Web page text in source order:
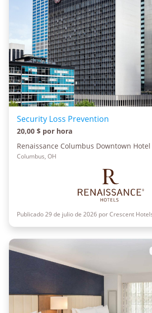
Security Loss Prevention
20,00 $ por hora
Renaissance Columbus Downtown Hotel
Columbus, OH
Publicado 29 de julio de 2026 por Crescent